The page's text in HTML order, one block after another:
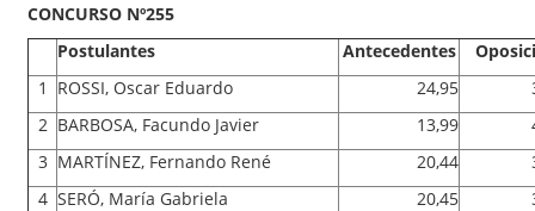
CONCURSO Nº255
Postulantes
Antecedentes
1
ROSSI, Oscar Eduardo 24,95
2 BARBOSA, Facundo Javier 13,99
3 MARTÍNEZ, Fernando René 20,44
4 SERÓ, María Gabriela 20,45